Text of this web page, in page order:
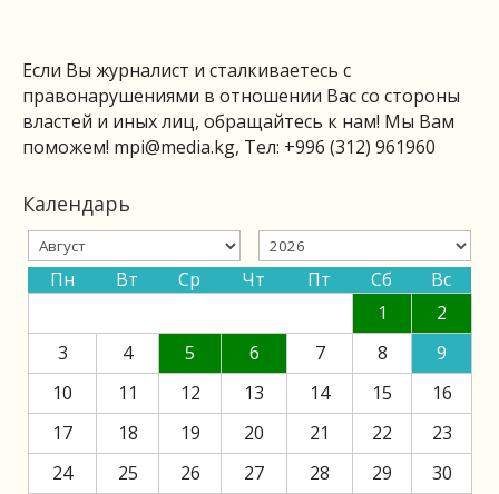
Если Вы журналист и сталкиваетесь с
правонарушениями в отношении Вас со стороны
властей и иных лиц, обращайтесь к нам! Мы Вам
поможем! mpi@media.kg, Тел: +996 (312) 961960
Календарь
Пн Вт Ср Чт Пт Сб
Вс
1
2
3
4 5 6 7 8
9
10
11 12 13 14 15
16
17
18 19 20 21 22
23
24
25 26 27 28 29
30